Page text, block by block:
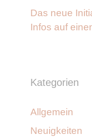
Das neue
Infos auf
Kategorien
Allgemein
Neuigkeiten